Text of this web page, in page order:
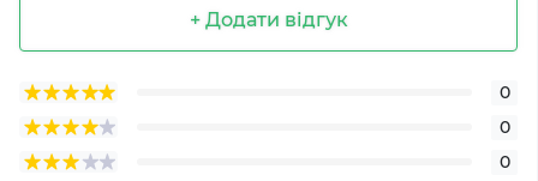
+ Додати відгук
0
0
0